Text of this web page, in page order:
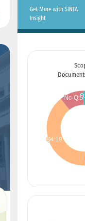
Get More with SINTA
Insight